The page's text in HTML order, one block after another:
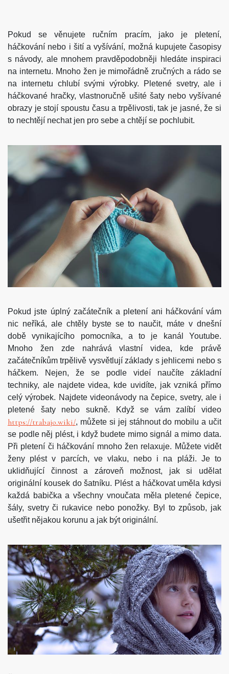
Pokud se věnujete ručním pracím, jako je pletení,
háčkování nebo i šití a vyšívání, možná kupujete časopisy
s návody, ale mnohem pravděpodobněji hledáte inspiraci
na internetu. Mnoho žen je mimořádně zručných a rádo se
na internetu chlubí svými výrobky. Pletené svetry, ale i
háčkované hračky, vlastnoručně ušité šaty nebo vyšívané
obrazy je stojí spoustu času a trpělivosti, tak je jasné, že si
to nechtějí nechat jen pro sebe a chtějí se pochlubit.
Pokud jste úplný začátečník a pletení ani háčkování vám
nic neříká, ale chtěly byste se to naučit, máte v dnešní
době vynikajícího pomocníka, a to je kanál Youtube.
Mnoho žen zde nahrává vlastní videa, kde právě
začátečníkům trpělivě vysvětlují základy s jehlicemi nebo s
háčkem. Nejen, že se podle videí naučíte základní
techniky, ale najdete videa, kde uvidíte, jak vzniká přímo
celý výrobek. Najdete videonávody na čepice, svetry, ale i
pletené šaty nebo sukně.
Když se vám zalíbí video
https://trabajo.wiki/, můžete si jej stáhnout do mobilu a učit
se podle něj plést, i když budete mimo signál a mimo data.
Při pletení či háčkování mnoho žen relaxuje. Můžete vidět
ženy plést v parcích, ve vlaku, nebo i na pláži. Je to
uklidňující činnost a zároveň možnost, jak si udělat
originální kousek do šatníku. Plést a háčkovat uměla kdysi
každá babička a všechny vnoučata měla pletené čepice,
šály, svetry či rukavice nebo ponožky. Byl to způsob, jak
ušetřit nějakou korunu a jak být originální.